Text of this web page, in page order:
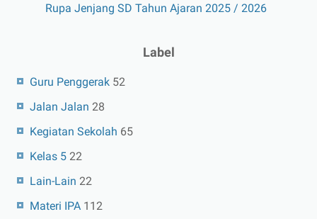
Rupa Jenjang SD Tahun Ajaran 2025 / 2026
Label
Guru Penggerak 52
Jalan Jalan 28
Kegiatan Sekolah 65
Kelas 5 22
Lain-Lain 22
Materi IPA 112